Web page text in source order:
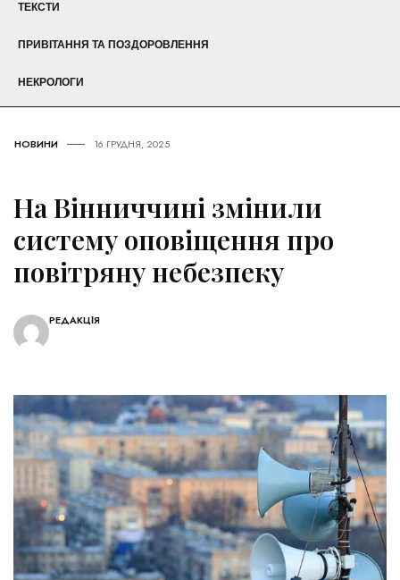
ТЕКСТИ
ПРИВІТАННЯ ТА ПОЗДОРОВЛЕННЯ
НЕКРОЛОГИ
НОВИНИ 16 ГРУДНЯ, 2025
На Вінниччині змінили
систему оповіщення про
повітряну небезпеку
РЕДАКЦІЯ